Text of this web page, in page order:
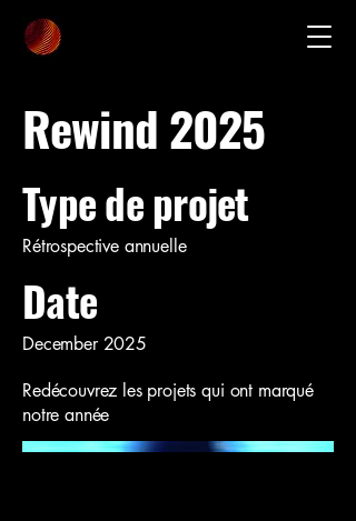
Rewind 2025
Type de projet
Rétrospective annuelle
Date
December 2025
Redécouvrez les projets qui ont marqué
notre année